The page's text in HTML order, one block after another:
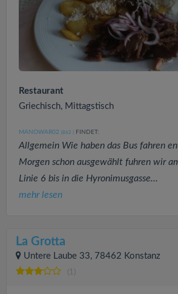
Restaurant
Griechisch, Mittagstisch
MANOWAR02 (862 ) FINDET:
Allgemein Wie haben das Bus fahren
Morgen schon ausgewählt fuhren wir
Linie 6 bis in die Hyronimusgasse...
mehr lesen
La Grotta
Untere Laube 33, 78462 Konstanz
(1)